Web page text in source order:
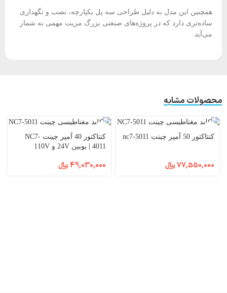
همچنین این مدل به دلیل طراحی سه پل یکپارچه، نصب و نگهداری
ساده‌تری دارد که در پروژه‌های صنعتی بزرگ مزیت مهمی به شمار
می‌آید.
محصولات مشابه
کنتاکتور 50 آمپر چینت nc7-5011
77,550,000﷼
کنتاکتور 40 آمپر چینت NC7-
4011 | بوبین 24V و 110V
49,030,000 ﷼